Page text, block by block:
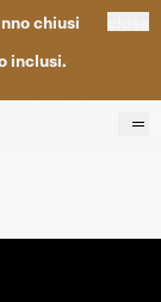
chiusi
inclusi.